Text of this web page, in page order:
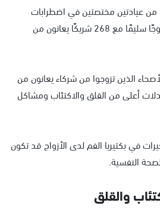
1740 زوجًا من عيادتين مختصتين في اضطرابات
النوم، حيث تم مقارنة 268 زوجًا سليمًا مع 268 شريكًا يعانون من
الذين تزوجوا من شركاء يعانون من
أعلى من القلق والاكتئاب ومشاكل
في بكتيريا الفم لدى الأزواج قد تكون
النفسية.
والقلق